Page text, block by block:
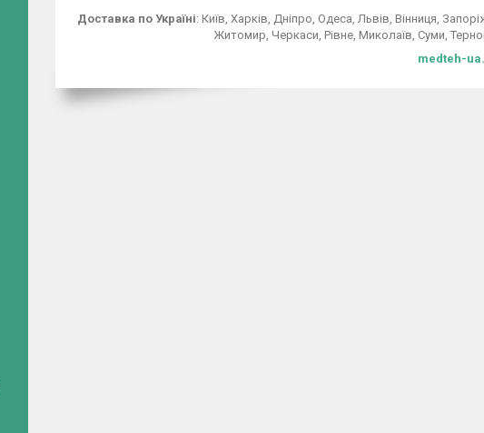
Доставка по Україні: Київ, Харків, Дніпро, Одеса, Львів, Вінниця,
Житомир, Черкаси, Рівне, Миколаїв, Суми,
medteh-